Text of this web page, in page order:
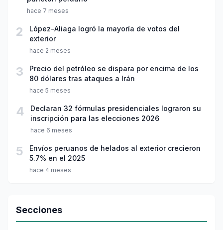
hace 7 meses
2
López-Aliaga logró la mayoría de votos del
exterior
hace 2 meses
3
Precio del petróleo se dispara por encima de los
80 dólares tras ataques a Irán
hace 5 meses
4
Declaran 32 fórmulas presidenciales lograron su
inscripción para las elecciones 2026
hace 6 meses
5
Envíos peruanos de helados al exterior crecieron
5.7% en el 2025
hace 4 meses
Secciones